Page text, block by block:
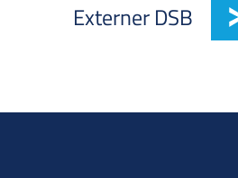
Externer DSB